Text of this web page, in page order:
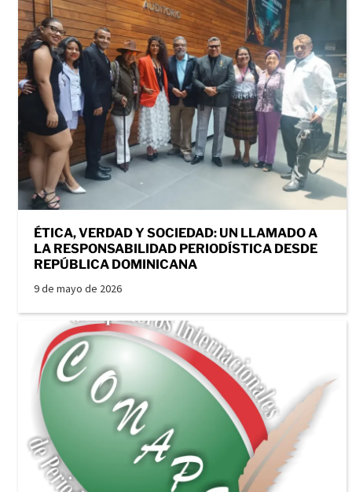
ÉTICA, VERDAD Y SOCIEDAD: UN LLAMADO A
LA RESPONSABILIDAD PERIODÍSTICA DESDE
REPÚBLICA DOMINICANA
9 de mayo de 2026